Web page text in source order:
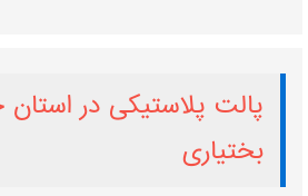
پالت پلاستیکی در
بختیاری